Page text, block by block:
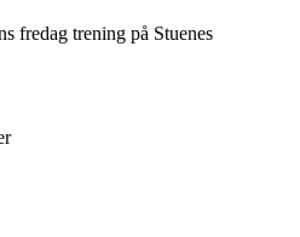
fredag trening på Stuenes